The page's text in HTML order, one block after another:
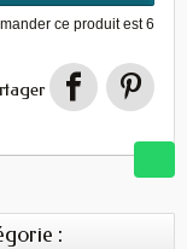
ce produit est6
: